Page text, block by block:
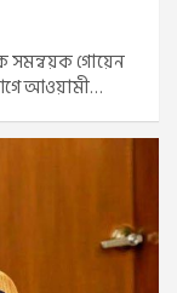
সমন্বয়ক গোয়েন
আওয়ামী…